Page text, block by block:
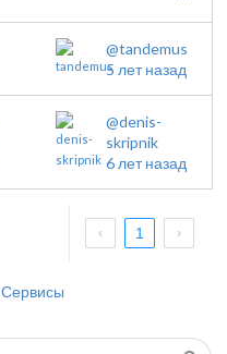
@tandemus
5 лет назад
@denis-
skripnik
6 лет назад
1
Сервисы